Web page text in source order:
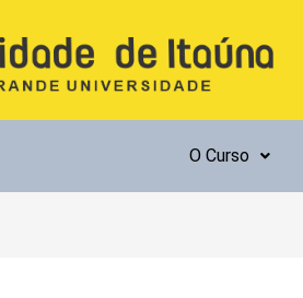
O Curso